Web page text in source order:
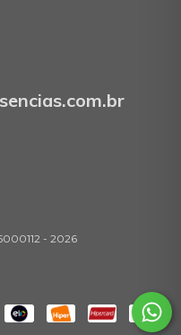
- 2026